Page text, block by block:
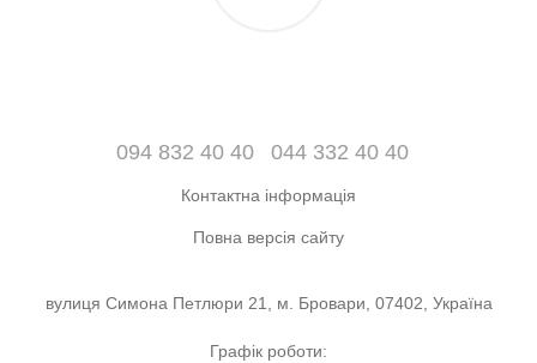
094 832 40 40 044 332 40 40
Контактна інформація
Повна версія сайту
вулиця Симона Петлюри 21, м. Бровари, 07402, Україна
Графік роботи: